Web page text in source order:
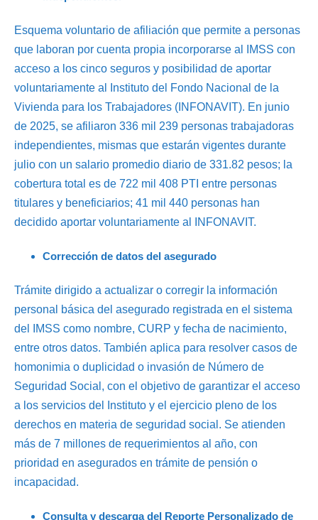
Esquema voluntario de afiliación que permite a personas
que laboran por cuenta propia incorporarse al IMSS con
acceso a los cinco seguros y posibilidad de aportar
voluntariamente al Instituto del Fondo Nacional de la
Vivienda para los Trabajadores (INFONAVIT). En junio
de 2025, se afiliaron 336 mil 239 personas trabajadoras
independientes, mismas que estarán vigentes durante
julio con un salario promedio diario de 331.82 pesos; la
cobertura total es de 722 mil 408 PTI entre personas
titulares y beneficiarios; 41 mil 440 personas han
decidido aportar voluntariamente al INFONAVIT.
Corrección de datos del asegurado
Trámite dirigido a actualizar o corregir la información
personal básica del asegurado registrada en el sistema
del IMSS como nombre, CURP y fecha de nacimiento,
entre otros datos. También aplica para resolver casos de
homonimia o duplicidad o invasión de Número de
Seguridad Social, con el objetivo de garantizar el acceso
a los servicios del Instituto y el ejercicio pleno de los
derechos en materia de seguridad social. Se atienden
más de 7 millones de requerimientos al año, con
prioridad en asegurados en trámite de pensión o
incapacidad.
Consulta y descarga del Reporte Personalizado de